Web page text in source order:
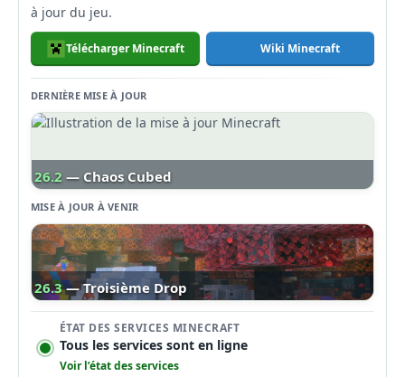
à jour du jeu.
Télécharger Minecraft Wiki Minecraft
DERNIÈRE MISE À JOUR
26.2 — Chaos Cubed
MISE À JOUR À VENIR
26.3 — Troisième Drop
ÉTAT DES SERVICES MINECRAFT
Tous les services sont en ligne
Voir l’état des services